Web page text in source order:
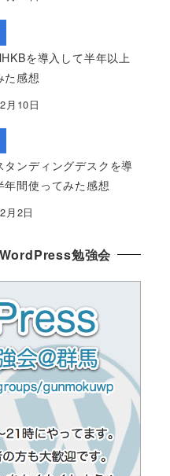
を導入して半年以上
た感想
月10日
タンディングデスクを導
年間使ってみた感想
月2日
勉強会